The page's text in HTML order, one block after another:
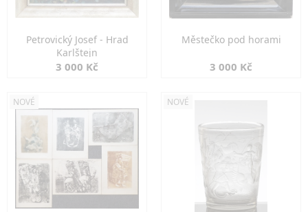
Petrovický Josef - Hrad
Karlštejn
3 000 Kč
Městečko pod horami
3 000 Kč
NOVÉ NOVÉ